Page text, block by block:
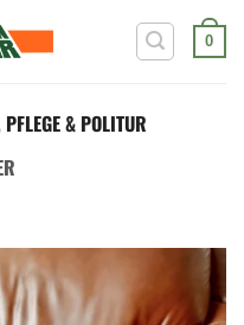
0
& POLITUR